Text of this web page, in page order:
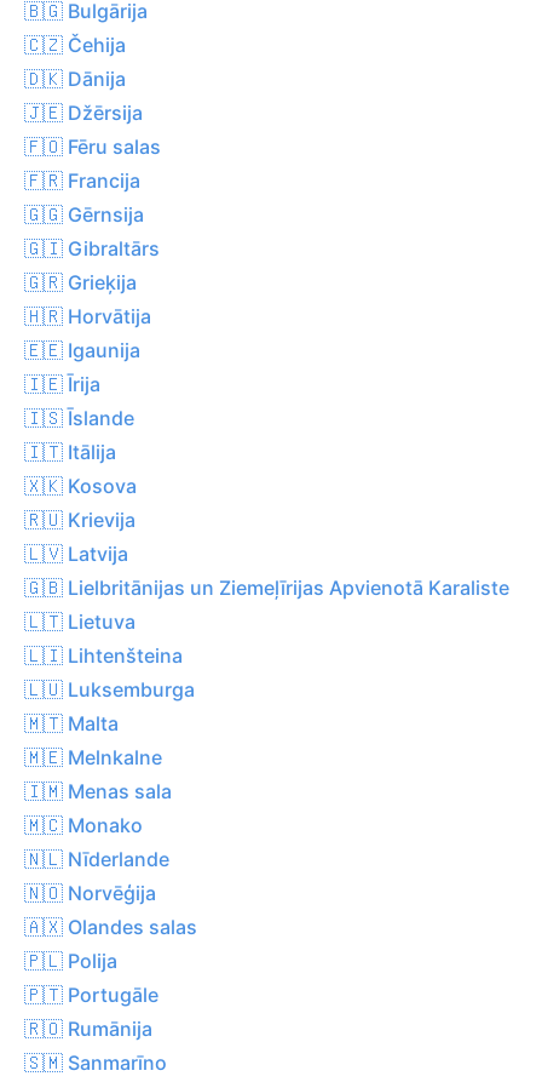
🇧🇬 Bulgārija
🇨🇿 Čehija
🇩🇰 Dānija
🇯🇪 Džērsija
🇫🇴 Fēru salas
🇫🇷 Francija
🇬🇬 Gērnsija
🇬🇮 Gibraltārs
🇬🇷 Grieķija
🇭🇷 Horvātija
🇪🇪 Igaunija
🇮🇪 Īrija
🇮🇸 Īslande
🇮🇹 Itālija
🇽🇰 Kosova
🇷🇺 Krievija
🇱🇻 Latvija
🇬🇧 Lielbritānijas un Ziemeļīrijas Apvienotā Karaliste
🇱🇹 Lietuva
🇱🇮 Lihtenšteina
🇱🇺 Luksemburga
🇲🇹 Malta
🇲🇪 Melnkalne
🇮🇲 Menas sala
🇲🇨 Monako
🇳🇱 Nīderlande
🇳🇴 Norvēģija
🇦🇽 Olandes salas
🇵🇱 Polija
🇵🇹 Portugāle
🇷🇴 Rumānija
🇸🇲 Sanmarīno